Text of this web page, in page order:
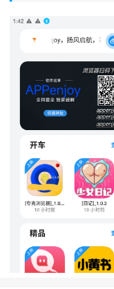
APPenjoy软件库
1、资源发现与
平台依据应用属
能够依据功能或
的时间。
2、资源类型覆盖
资源库内容多样
包含了许多实用
不同用户群体的